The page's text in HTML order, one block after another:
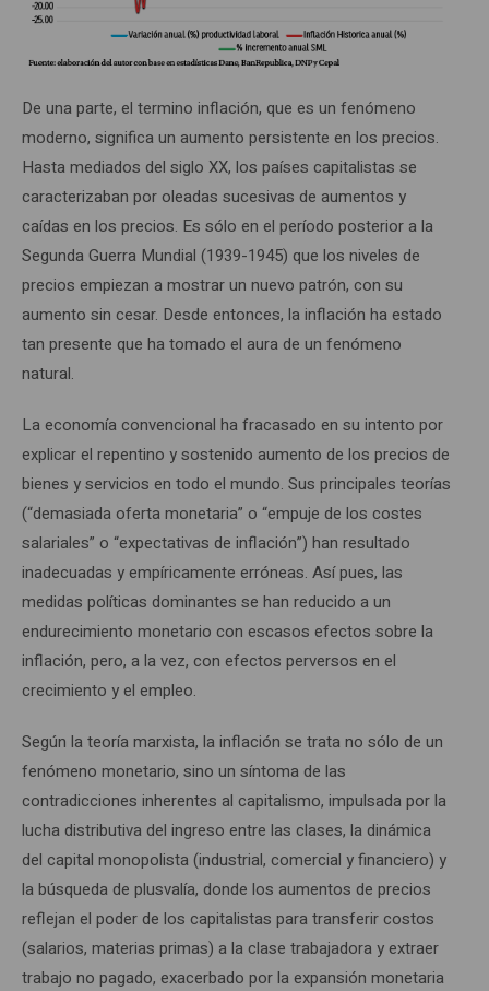
De una parte, el termino inflación, que es un fenómeno
moderno, significa un aumento persistente en los precios.
Hasta mediados del siglo XX, los países capitalistas se
caracterizaban por oleadas sucesivas de aumentos y
caídas en los precios. Es sólo en el período posterior a la
Segunda Guerra Mundial (1939-1945) que los niveles de
precios empiezan a mostrar un nuevo patrón, con su
aumento sin cesar. Desde entonces, la inflación ha estado
tan presente que ha tomado el aura de un fenómeno
natural.
La economía convencional ha fracasado en su intento por
explicar el repentino y sostenido aumento de los precios de
bienes y servicios en todo el mundo. Sus principales teorías
(“demasiada oferta monetaria” o “empuje de los costes
salariales” o “expectativas de inflación”) han resultado
inadecuadas y empíricamente erróneas. Así pues, las
medidas políticas dominantes se han reducido a un
endurecimiento monetario con escasos efectos sobre la
inflación, pero, a la vez, con efectos perversos en el
crecimiento y el empleo.
Según la teoría marxista, la inflación se trata no sólo de un
fenómeno monetario, sino un síntoma de las
contradicciones inherentes al capitalismo, impulsada por la
lucha distributiva del ingreso entre las clases, la dinámica
del capital monopolista (industrial, comercial y financiero) y
la búsqueda de plusvalía, donde los aumentos de precios
reflejan el poder de los capitalistas para transferir costos
(salarios, materias primas) a la clase trabajadora y extraer
trabajo no pagado, exacerbado por la expansión monetaria